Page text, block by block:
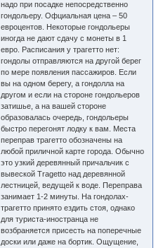
надо при посадке непосредственно
гондольеру. Офциальная цена – 50
евроцентов. Некоторые гондольеры
иногда не дают сдачу с монеты в 1
евро. Расписания у трагетто нет:
гондолы отправляются на другой берег
по мере появления пассажиров. Если
вы на одном берегу, а гондолла на
другом и если на стороне гондольеров
затишье, а на вашей стороне
образовалась очередь, гондольеры
быстро перегонят лодку к вам. Места
переправ трагетто обозначены на
любой приличной карте города. Обычно
это узкий деревянный причальчик с
вывеской Tragetto над деревянной
лестницей, ведущей к воде. Переправа
занимает 1-2 минуты. На гондолах-
трагетто принято ездить стоя, однако
для туриста-иностранца не
возбраняется присесть на поперечные
доски или даже на бортик. Ощущение,